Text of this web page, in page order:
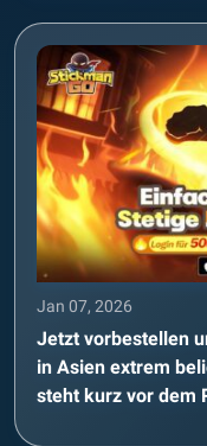
Jan 07, 2026
Jetzt vorbestellen
in Asien extrem
steht kurz vor dem